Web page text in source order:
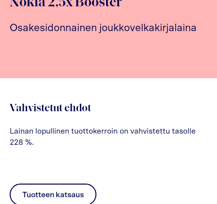
Nokia 2,5x Booster
Osakesidonnainen joukkovelkakirjalaina
Vahvistetut ehdot
Lainan lopullinen tuottokerroin on vahvistettu tasolle
228 %.
Tuotteen katsaus
pdf